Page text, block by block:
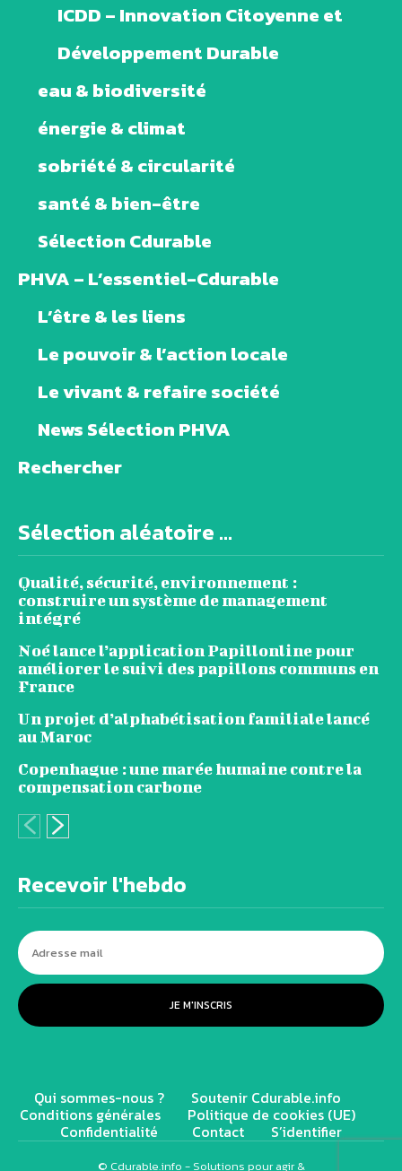
ICDD – Innovation Citoyenne et
Développement Durable
eau & biodiversité
énergie & climat
sobriété & circularité
santé & bien-être
Sélection Cdurable
PHVA – L’essentiel-Cdurable
L’être & les liens
Le pouvoir & l’action locale
Le vivant & refaire société
News Sélection PHVA
Rechercher
Sélection aléatoire ...
Qualité, sécurité, environnement :
construire un système de management
intégré
Noé lance l’application Papillonline pour
améliorer le suivi des papillons communs en
France
Un projet d’alphabétisation familiale lancé
au Maroc
Copenhague : une marée humaine contre la
compensation carbone
Recevoir l'hebdo
JE M'INSCRIS
Qui sommes-nous ? Soutenir Cdurable.info
Conditions générales Politique de cookies (UE)
Confidentialité Contact S’identifier
© Cdurable.info - Solutions pour agir &